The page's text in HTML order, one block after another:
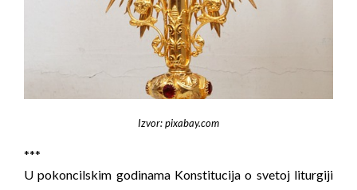
Izvor: pixabay.com
***
U pokoncilskim godinama Konstitucija o svetoj liturgiji